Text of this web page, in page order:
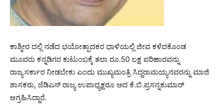
ಕಾಶ್ಮೀರ ದಲ್ಲಿ ನಡೆದ ಭಯೋತ್ಪಾದಕರ ಧಾಳಿಯಲ್ಲಿ ಜೀವ ಕಳೆದಕೊಂಡ
ಮೂವರು ಕನ್ನಡಿಗರ ಕುಟುಂಬಕ್ಕೆ ತಲಾ ರೂ.50 ಲಕ್ಷ ಪರಿಹಾರವನ್ನು
ರಾಜ್ಯಸರ್ಕಾರ ನೀಡಬೇಕು ಎಂದು ಮುಖ್ಯಮಂತ್ರಿ ಸಿದ್ದರಾಮಯ್ಯನವರನ್ನು ಮಾಜಿ
ಶಾಸಕರು, ಜೆಡಿಎಸ್ ರಾಜ್ಯ ಉಪಾಧ್ಯಕ್ಷರೂ ಅದ ಕೆ.ಬಿ.ಪ್ರಸನ್ನಕುಮಾರ್
ಆಗ್ರಹಿಸಿದ್ದಾರೆ.